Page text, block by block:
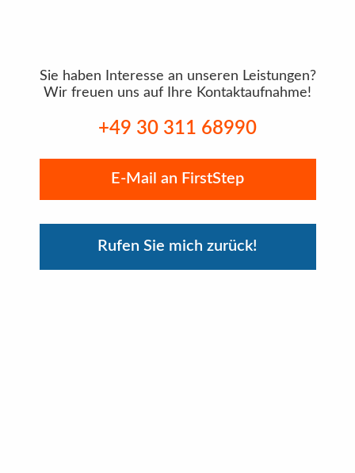
Sie haben Interesse an unseren Leistungen?
Wir freuen uns auf Ihre Kontaktaufnahme!
+49 30 311 68990
E-Mail an FirstStep
Rufen Sie mich zurück!